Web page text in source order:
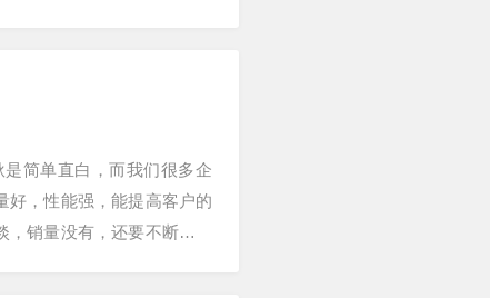
简单直白，而我们很多企
好，性能强，能提高客户的
销量没有，还要不断输血